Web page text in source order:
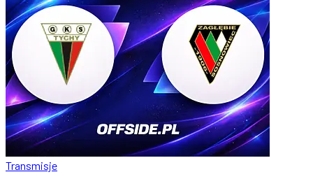
Transmisje